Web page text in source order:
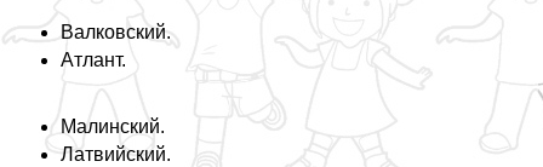
Валковский.
Атлант.
Малинский.
Латвийский.